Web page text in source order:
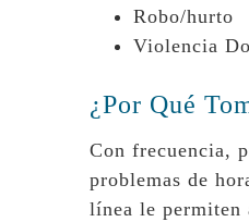
Robo/hurto
Violencia
¿Por Qué
Con frecuencia,
problemas de
línea le permiten